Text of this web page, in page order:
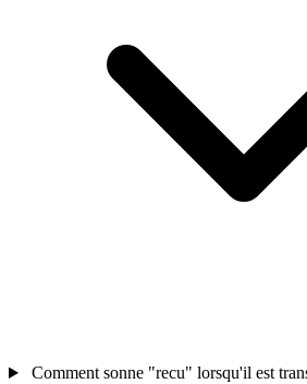
Comment sonne "recu" lorsqu'il est